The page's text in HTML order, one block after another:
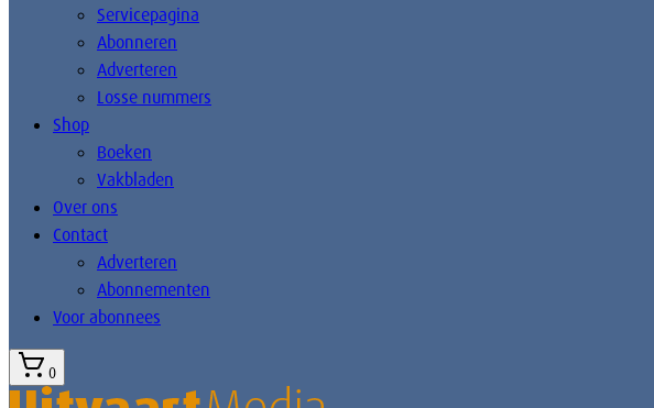
Servicepagina
Abonneren
Adverteren
Losse nummers
Shop
Boeken
Vakbladen
Over ons
Contact
Adverteren
Abonnementen
Voor abonnees
0